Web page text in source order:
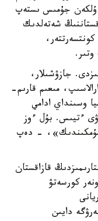
ۇلكەن جۇمىس ىستەپ
-جىلى قازاقستاننىڭ شەتەلدىك
وتىر.
جازۋشىلار،
مىعىم قارىم-
وسىنداي ادامي
ءتيىس. بۇل ءوز
- دەپ
قازاقستان
كورسەتۋ
دايىن